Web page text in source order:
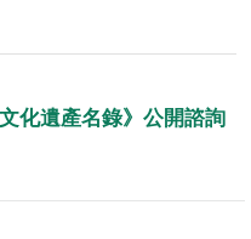
化遺產名錄》公開諮詢